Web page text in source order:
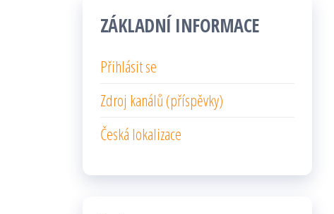
ZÁKLADNÍ INFORMACE
Přihlásit se
Zdroj kanálů (příspěvky)
Česká lokalizace